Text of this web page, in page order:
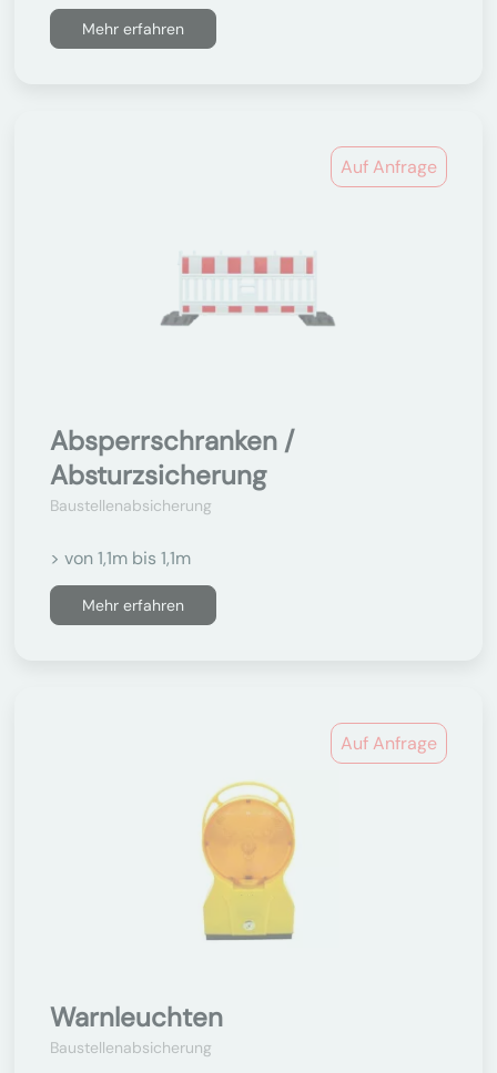
Mehr erfahren
Auf Anfrage
Absperrschranken /
Absturzsicherung
Baustellenabsicherung
> von 1,1m bis 1,1m
Mehr erfahren
Auf Anfrage
Warnleuchten
Baustellenabsicherung